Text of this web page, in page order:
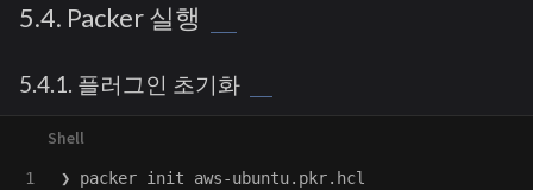
5.4. Packer 실행
5.4.1. 플러그인 초기화
1
❯ packer init aws-ubuntu.pkr.hcl